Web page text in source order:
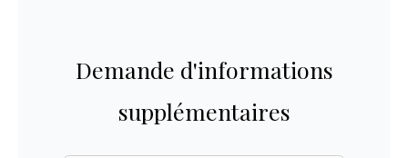
Demande d'informations
supplémentaires